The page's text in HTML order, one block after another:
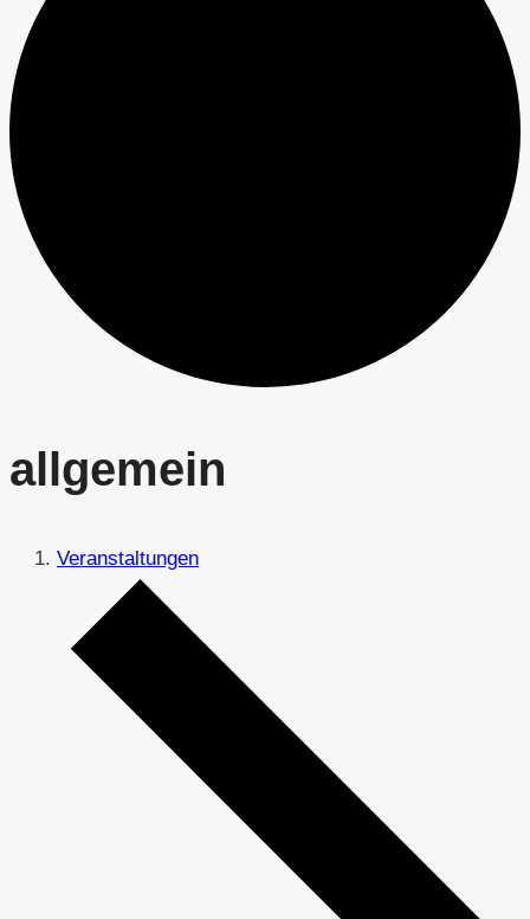
allgemein
Veranstaltungen